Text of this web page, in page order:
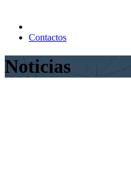
Contactos
Noticias